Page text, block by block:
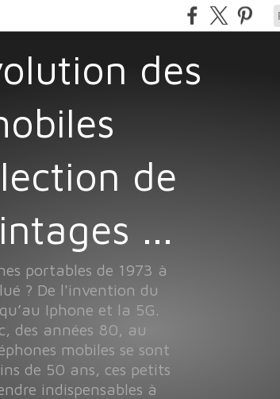
de
...
portables de 1973 à
? De l'invention du
Iphone et la 5G.
des années 80, au
mobiles se sont
de 50 ans, ces petits
indispensables à